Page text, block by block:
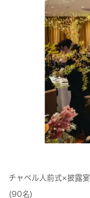
チャペル人前式×披露宴
(90名)